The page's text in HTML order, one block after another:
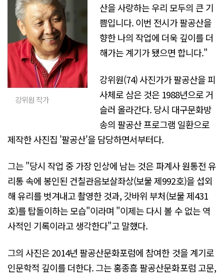
강위원 작가
산을 사랑하는 우리 모두의 큰 기
쁨입니다. 이번 전시가 팔공산을
향한 나의 작업에 더욱 깊이를 더
해가는 계기가 됐으면 합니다."
강위원(74) 사진가가 팔공산을 피
사체로 삼은 것은 1988년으로 거
슬러 올라간다. 당시 대구문화방
송의 팔공산 프로그램 일환으로
제작한 사진집 '팔공산'을 담당하면서부터다.
그는 "당시 작업 중 가장 인상에 남는 것은 파계사 원통전 유
리통 속에 봉인된 건칠관음보살좌상(보물 제992호)을 섭외
해 유리를 벗겨내고 촬영한 것과, 갓바위 부처(보물 제431
호)를 탑돌이하는 모습"이라며 "이제는 다시 볼 수 없는 역
사적인 기록이라고 생각한다"고 말했다.
그의 사진은 2014년 팔공산문화포럼에 참여한 것을 계기로
인문학적 깊이를 더한다. 그는 홍종흠 팔공산문화포럼 고문,